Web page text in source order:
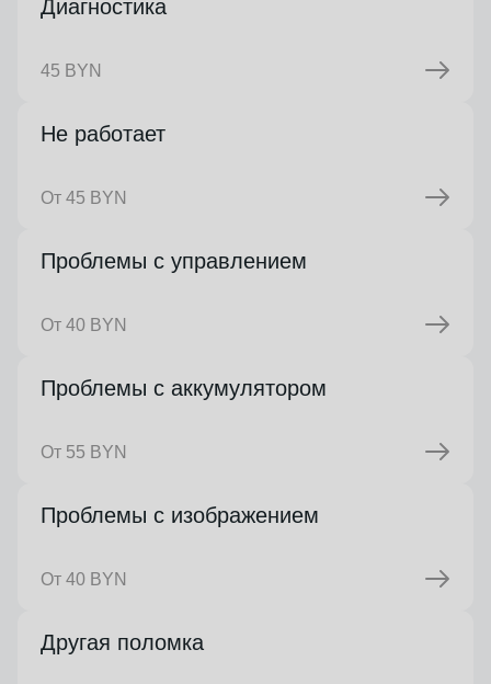
Диагностика
45 BYN
Не работает
От 45 BYN
Проблемы с управлением
От 40 BYN
Проблемы с аккумулятором
От 55 BYN
Проблемы с изображением
От 40 BYN
Другая поломка